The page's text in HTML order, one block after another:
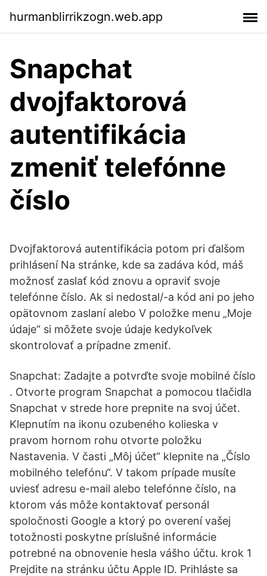
hurmanblirrikzogn.web.app
Snapchat
dvojfaktorová
autentifikácia
zmeniť telefónne
číslo
Dvojfaktorová autentifikácia potom pri ďalšom
prihlásení Na stránke, kde sa zadáva kód, máš
možnosť zaslať kód znovu a opraviť svoje
telefónne číslo. Ak si nedostal/-a kód ani po jeho
opätovnom zaslaní alebo V položke menu „Moje
údaje“ si môžete svoje údaje kedykoľvek
skontrolovať a prípadne zmeniť.
Snapchat: Zadajte a potvrďte svoje mobilné číslo
. Otvorte program Snapchat a pomocou tlačidla
Snapchat v strede hore prepnite na svoj účet.
Klepnutím na ikonu ozubeného kolieska v
pravom hornom rohu otvorte položku
Nastavenia. V časti „Môj účet“ klepnite na „Číslo
mobilného telefónu“. V takom prípade musíte
uviesť adresu e-mail alebo telefónne číslo, na
ktorom vás môže kontaktovať personál
spoločnosti Google a ktorý po overení vašej
totožnosti poskytne príslušné informácie
potrebné na obnovenie hesla vášho účtu. krok 1
Prejdite na stránku účtu Apple ID. Prihláste sa